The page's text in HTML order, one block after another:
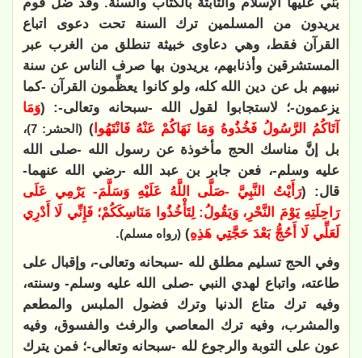
يريدون من المسلمين ترك السنة تحت دعوى اتباع
القرآن فقط، وهي دعاوى خبيثة تنطلق من الغرب عبر
المستشرقين وأذنابهم، يريدون بها صرف الناس عن سنة
نبيهم بل عن دين الله كله، ولو كانوا يعظِّمون القرآن -كما
يزعمون-؛ لاستجابوا لقول الله -سبحانه وتعالى-: (وَمَا
آتَاكُمُ الرَّسُولُ فَخُذُوهُ وَمَا نَهَاكُمْ عَنْهُ فَانْتَهُوا) (الحشر: 7)
،
بل إنَّ مناسك الحج مأخوذة عن رسول الله -صلى الله
عليه وسلم-، فعن جابر بن عبد الله -رضي الله عنهما-
قال: (رَأَيْتُ النَّبِيَّ -صَلَّى اللَّهُ عَلَيْهِ وَسَلَّمَ- يَرْمِي عَلَى
رَاحِلَتِهِ يَوْمَ النَّحْرِ، وَيَقُولُ: لِتَأْخُذُوا مَنَاسِكَكُمْ؛ فَإِنِّي لَا أَدْرِي
لَعَلِّي لَا أَحُجُّ بَعْدَ حَجَّتِي هَذِهِ) (رواه مسلم).
وفي الحج تسليم مطلق لله -سبحانه وتعالى-، وإقبال على
طاعته، واتباع لهدي النبي -صلى الله عليه وسلم- وسنته،
وفيه ترك متاع الدنيا وترك فضول الملبس والمطعم
والمشرب، وفيه ترك المعاصي والرفث والفسوق، وفيه
عون على التوبة والرجوع لله -سبحانه وتعالى-؛ فمن يترك